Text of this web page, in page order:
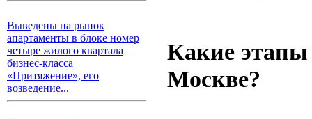
Выведены на рынок
апартаменты в блоке номер
четыре жилого квартала
бизнес-класса
«Притяжение», его
возведение...
Какие этапы
Москве?